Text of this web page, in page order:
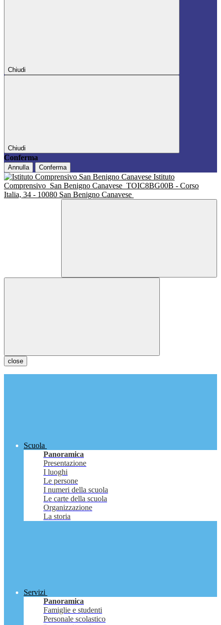
Chiudi
Chiudi
Conferma
Annulla Conferma
Istituto
Comprensivo San Benigno Canavese TOIC8BG00B - Corso
Italia, 34 - 10080 San Benigno Canavese
close
Scuola
Panoramica
Presentazione
I luoghi
Le persone
I numeri della scuola
Le carte della scuola
Organizzazione
La storia
Servizi
Panoramica
Famiglie e studenti
Personale scolastico